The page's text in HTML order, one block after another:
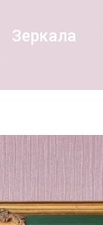
Зеркала